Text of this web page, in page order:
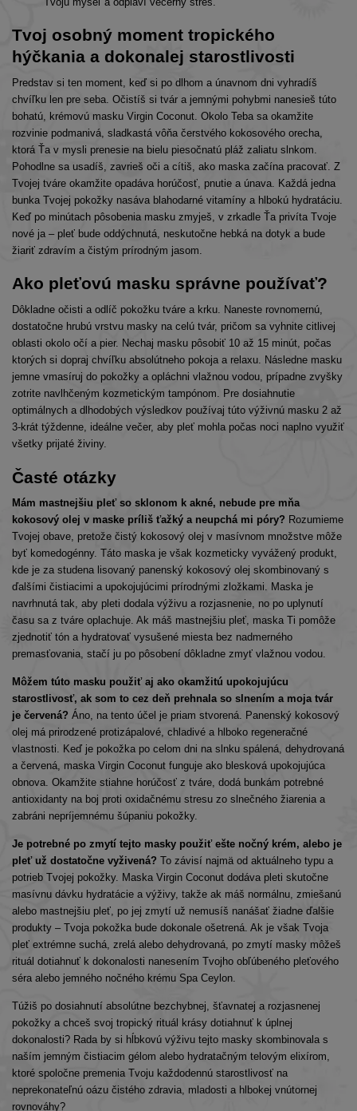
Tvoj osobný moment tropického
hýčkania a dokonalej starostlivosti
Predstav si ten moment, keď si po dlhom a únavnom dni vyhradíš
chvíľku len pre seba. Očistíš si tvár a jemnými pohybmi nanesieš túto
bohatú, krémovú masku Virgin Coconut. Okolo Teba sa okamžite
rozvinie podmanivá, sladkastá vôňa čerstvého kokosového orecha,
ktorá Ťa v mysli prenesie na bielu piesočnatú pláž zaliatu slnkom.
Pohodlne sa usadíš, zavrieš oči a cítiš, ako maska začína pracovať. Z
Tvojej tváre okamžite opadáva horúčosť, pnutie a únava. Každá jedna
bunka Tvojej pokožky nasáva blahodarné vitamíny a hlbokú hydratáciu.
Keď po minútach pôsobenia masku zmyješ, v zrkadle Ťa privíta Tvoje
nové ja – pleť bude oddýchnutá, neskutočne hebká na dotyk a bude
žiariť zdravím a čistým prírodným jasom.
Ako pleťovú masku správne používať?
Dôkladne očisti a odlíč pokožku tváre a krku. Naneste rovnomernú,
dostatočne hrubú vrstvu masky na celú tvár, pričom sa vyhnite citlivej
oblasti okolo očí a pier. Nechaj masku pôsobiť 10 až 15 minút, počas
ktorých si dopraj chvíľku absolútneho pokoja a relaxu. Následne masku
jemne vmasíruj do pokožky a opláchni vlažnou vodou, prípadne zvyšky
zotrite navlhčeným kozmetickým tampónom. Pre dosiahnutie
optimálnych a dlhodobých výsledkov používaj túto výživnú masku 2 až
3-krát týždenne, ideálne večer, aby pleť mohla počas noci naplno využiť
všetky prijaté živiny.
Časté otázky
Mám mastnejšiu pleť so sklonom k akné, nebude pre mňa
kokosový olej v maske príliš ťažký a neupchá mi póry? Rozumieme
Tvojej obave, pretože čistý kokosový olej v masívnom množstve môže
byť komedogénny. Táto maska je však kozmeticky vyvážený produkt,
kde je za studena lisovaný panenský kokosový olej skombinovaný s
ďalšími čistiacimi a upokojujúcimi prírodnými zložkami. Maska je
navrhnutá tak, aby pleti dodala výživu a rozjasnenie, no po uplynutí
času sa z tváre oplachuje. Ak máš mastnejšiu pleť, maska Ti pomôže
zjednotiť tón a hydratovať vysušené miesta bez nadmerného
premasťovania, stačí ju po pôsobení dôkladne zmyť vlažnou vodou.
Môžem túto masku použiť aj ako okamžitú upokojujúcu
starostlivosť, ak som to cez deň prehnala so slnením a moja tvár
je červená? Áno, na tento účel je priam stvorená. Panenský kokosový
olej má prirodzené protizápalové, chladivé a hlboko regeneračné
vlastnosti. Keď je pokožka po celom dni na slnku spálená, dehydrovaná
a červená, maska Virgin Coconut funguje ako blesková upokojujúca
obnova. Okamžite stiahne horúčosť z tváre, dodá bunkám potrebné
antioxidanty na boj proti oxidačnému stresu zo slnečného žiarenia a
zabráni nepríjemnému šúpaniu pokožky.
Je potrebné po zmytí tejto masky použiť ešte nočný krém, alebo je
pleť už dostatočne vyživená? To závisí najmä od aktuálneho typu a
potrieb Tvojej pokožky. Maska Virgin Coconut dodáva pleti skutočne
masívnu dávku hydratácie a výživy, takže ak máš normálnu, zmiešanú
alebo mastnejšiu pleť, po jej zmytí už nemusíš nanášať žiadne ďalšie
produkty – Tvoja pokožka bude dokonale ošetrená. Ak je však Tvoja
pleť extrémne suchá, zrelá alebo dehydrovaná, po zmytí masky môžeš
rituál dotiahnuť k dokonalosti nanesením Tvojho obľúbeného pleťového
séra alebo jemného nočného krému Spa Ceylon.
Túžiš po dosiahnutí absolútne bezchybnej, šťavnatej a rozjasnenej
pokožky a chceš svoj tropický rituál krásy dotiahnuť k úplnej
dokonalosti? Rada by si hĺbkovú výživu tejto masky skombinovala s
naším jemným čistiacim gélom alebo hydratačným telovým elixírom,
ktoré spoločne premenia Tvoju každodennú starostlivosť na
neprekonateľnú oázu čistého zdravia, mladosti a hlbokej vnútornej
rovnováhy?